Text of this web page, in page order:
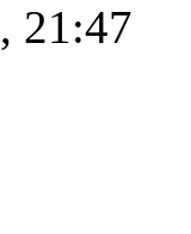
21:47